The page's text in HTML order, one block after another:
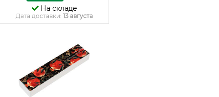
На складе
Дата доставки: 13 августа